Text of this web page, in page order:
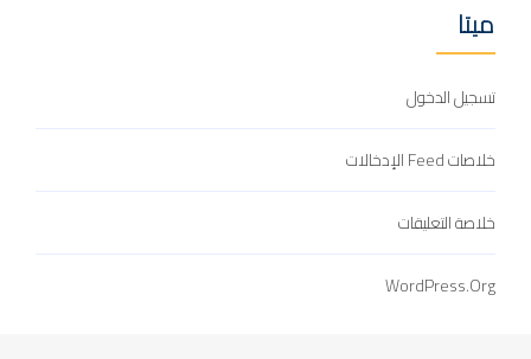
ميتا
تسجيل الدخول
خلاصات Feed الإدخالات
خلاصة التعليقات
WordPress.org